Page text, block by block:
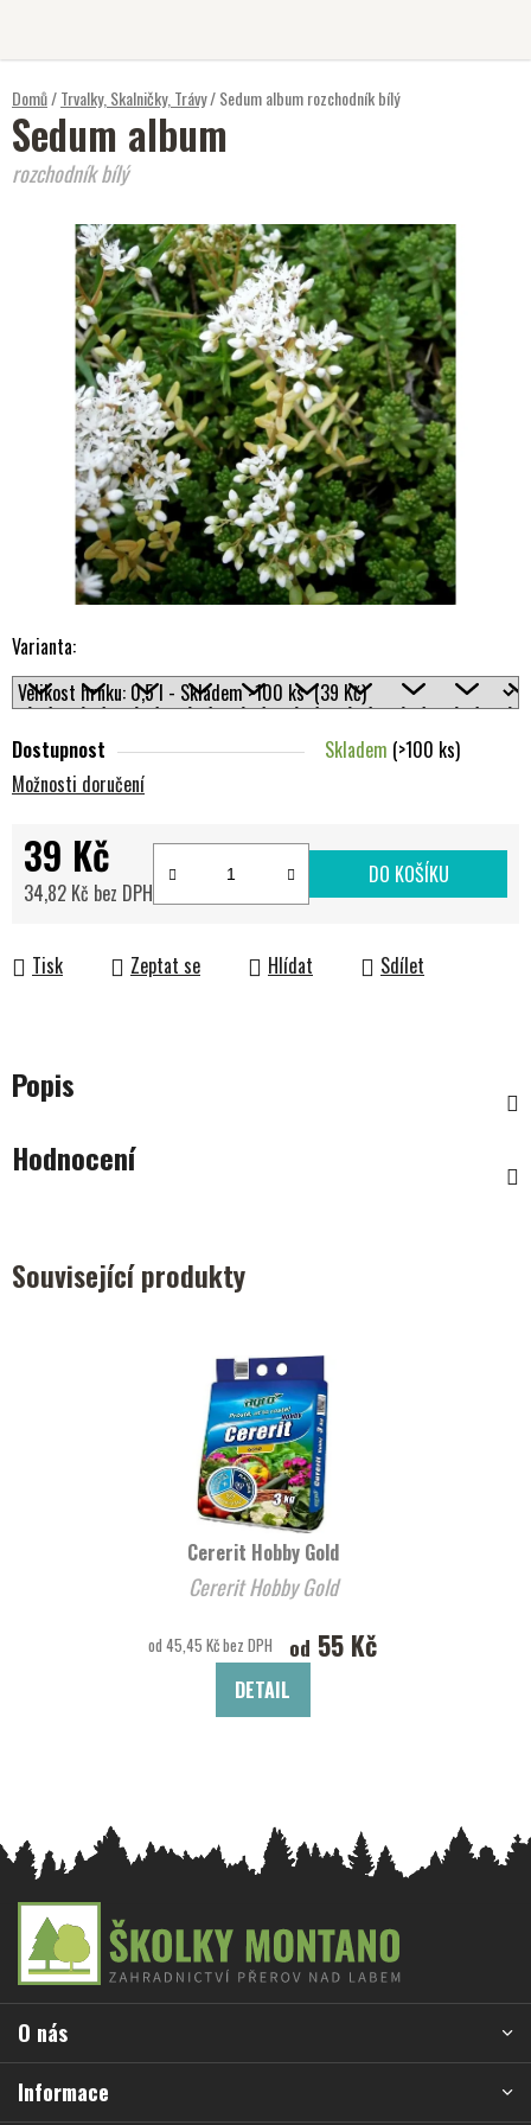
Domů/Trvalky, Skalničky, Trávy/Sedum albumrozchodník bílý
Varianta:
Dostupnost Skladem (>100 ks)
Možnosti doručení
39 Kč
34,82 Kč bez DPH
DO KOŠÍKU
Tisk Zeptat se Hlídat Sdílet
Sedum album
rozchodník bílý
Popis
Hodnocení
Související produkty
Cererit Hobby Gold
Cererit Hobby Gold
od 45,45 Kč bez DPH od 55 Kč
DETAIL
a
í
O nás
Informace